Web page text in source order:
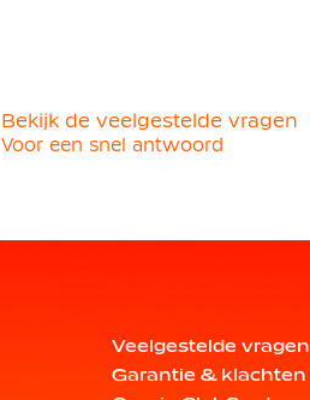
Bekijk de veelgestelde vragen
Voor een snel antwoord
Veelgestelde vragen
Garantie & klachten